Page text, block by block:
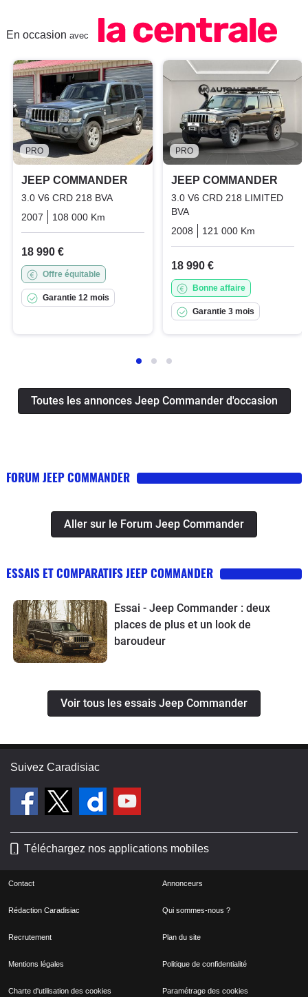
En occasion avec
PRO
JEEP COMMANDER
3.0 V6 CRD 218 BVA
2007
108 000 Km Diesel
18 990 €
Offre équitable
Garantie 12 mois
PRO
JEEP COMMANDER
3.0 V6 CRD 218 LIMITED
BVA
2008
121 000 Km
18 990 €
Bonne affaire
Garantie 3 mois
Toutes les annonces Jeep Commander d'occasion
FORUM JEEP COMMANDER
Aller sur le Forum Jeep Commander
ESSAIS ET COMPARATIFS JEEP COMMANDER
Essai - Jeep Commander : deux
places de plus et un look de
baroudeur
Voir tous les essais Jeep Commander
Suivez Caradisiac
Téléchargez nos applications mobiles
Contact Annonceurs
Rédaction Caradisiac Qui sommes-nous ?
Recrutement Plan du site
Mentions légales Politique de confidentialité
Charte d'utilisation des cookies Paramétrage des cookies